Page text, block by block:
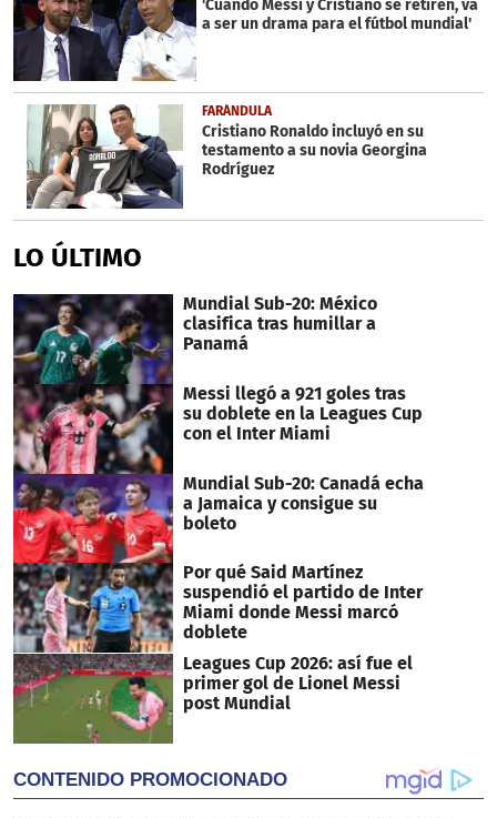
'Cuando Messi y Cristiano se retiren, va
a ser un drama para el fútbol mundial'
FARÁNDULA
Cristiano Ronaldo incluyó en su
testamento a su novia Georgina
Rodríguez
LO ÚLTIMO
Mundial Sub-20: México
clasifica tras humillar a
Panamá
Messi llegó a 921 goles tras
su doblete en la Leagues Cup
con el Inter Miami
Mundial Sub-20: Canadá echa
a Jamaica y consigue su
boleto
Por qué Said Martínez
suspendió el partido de Inter
Miami donde Messi marcó
doblete
Leagues Cup 2026: así fue el
primer gol de Lionel Messi
post Mundial